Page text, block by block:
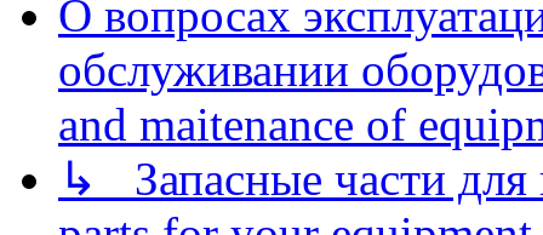
О вопросах
обслуживании
and maitenance of
↳ Запасные части для